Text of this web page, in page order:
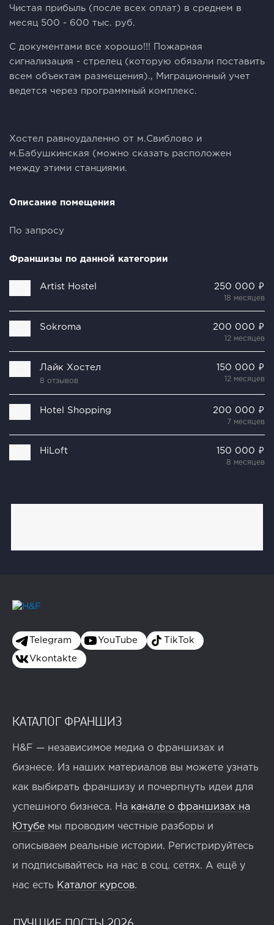
Чистая прибыль (после всех оплат) в среднем в
месяц 500 - 600 тыс. руб.
С документами все хорошо!!! Пожарная
сигнализация - стрелец (которую обязали поставить
всем объектам размещения)., Миграционный учет
ведется через программный комплекс.
Хостел равноудаленно от м.Свиблово и
м.Бабушкинская (можно сказать расположен
между этими станциями.
Описание помещения
По запросу
Франшизы по данной категории
Artist Hostel 250 000 ₽
18 месяцев
Sokroma 200 000 ₽
12 месяцев
Лайк Хостел
8 отзывов
150 000 ₽
12 месяцев
Hotel Shopping 200 000 ₽
7 месяцев
HiLoft 150 000 ₽
8 месяцев
Telegram YouTube TikTok
Vkontakte
КАТАЛОГ ФРАНШИЗ
H&F — независимое медиа о франшизах и
бизнесе. Из наших материалов вы можете узнать
как выбирать франшизу и почерпнуть идеи для
успешного бизнеса. На канале о франшизах на
Ютубе мы проводим честные разборы и
описываем реальные истории. Регистрируйтесь
и подписывайтесь на нас в соц. сетях. А ещё у
нас есть Каталог курсов.